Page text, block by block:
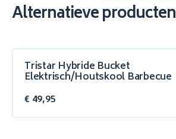
Alternatieve producten
Tristar Hybride Bucket
Elektrisch/Houtskool Barbecue
€ 49,95